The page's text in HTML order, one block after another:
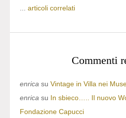
articoli correlati
Commenti
enrica su Vintage in Villa nei
enrica su In sbieco….. Il nuovo
Fondazione Capucci